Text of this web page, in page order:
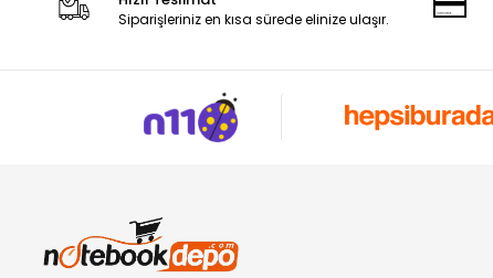
Siparişleriniz en kısa sürede elinize ulaşır.